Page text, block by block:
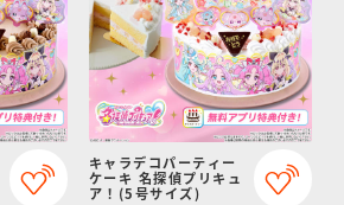
キャラデコパーティー
ケーキ 名探偵プリキュ
ア！(5号サイズ)